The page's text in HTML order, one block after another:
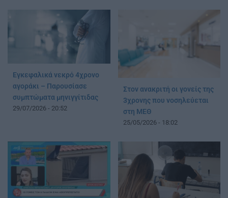
Εγκεφαλικά νεκρό 4χρονο
αγοράκι – Παρουσίασε
συμπτώματα μηνιγγίτιδας
29/07/2026 - 20:52
Στον ανακριτή οι γονείς της
3χρονης που νοσηλεύεται
στη ΜΕΘ
25/05/2026 - 18:02